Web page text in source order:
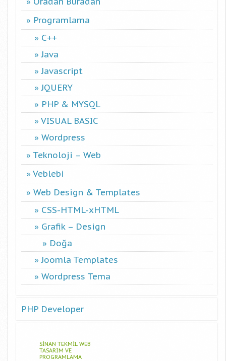
Programlama
C++
Java
Javascript
JQUERY
PHP & MYSQL
VISUAL BASIC
Wordpress
Teknoloji – Web
Veblebi
Web Design & Templates
CSS-HTML-xHTML
Grafik – Design
Doğa
Joomla Templates
Wordpress Tema
PHP Developer
SINAN TEKMIL WEB
TASARIM VE
PROGRAMLAMA